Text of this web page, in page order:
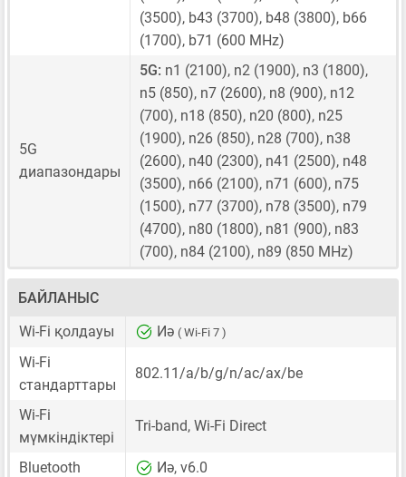
(3500), b43 (3700), b48 (3800), b66
(1700), b71 (600 MHz)
5G
диапазондары
5G: n1 (2100), n2 (1900), n3 (1800),
n5 (850), n7 (2600), n8 (900), n12
(700), n18 (850), n20 (800), n25
(1900), n26 (850), n28 (700), n38
(2600), n40 (2300), n41 (2500), n48
(3500), n66 (2100), n71 (600), n75
(1500), n77 (3700), n78 (3500), n79
(4700), n80 (1800), n81 (900), n83
(700), n84 (2100), n89 (850 MHz)
БАЙЛАНЫС
Wi-Fi қолдауы
Иә ( Wi-Fi 7 )
Wi-Fi
стандарттары
802.11/a/b/g/n/ac/ax/be
Wi-Fi
мүмкіндіктері
Tri-band, Wi-Fi Direct
Bluetooth Иә, v6.0